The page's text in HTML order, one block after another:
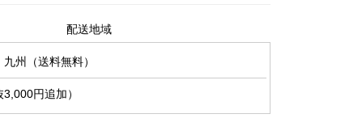
配送地域
州（送料無料）
円追加）